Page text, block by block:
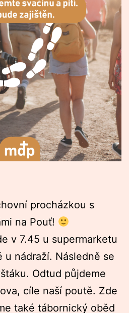
procházkou s
na Pouť!
v 7.45 u supermarketu
nádraží. Následně se
Odtud půjdeme
cíle naší poutě. Zde
také tábornický oběd